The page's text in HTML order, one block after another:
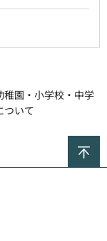
稚園・小学校・中学
ついて